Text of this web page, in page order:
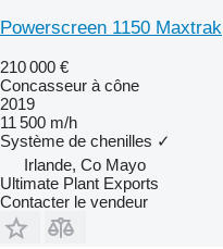
Powerscreen 1150 Maxtrak
210 000 €
Concasseur à cône
2019
11 500 m/h
Système de chenilles ✓
Irlande, Co Mayo
Ultimate Plant Exports
Contacter le vendeur